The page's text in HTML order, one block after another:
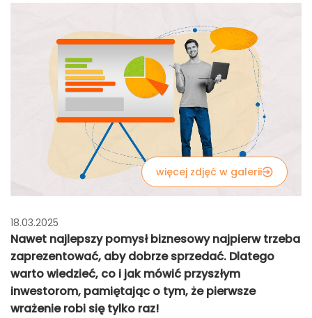
więcej zdjęć w galerii
18.03.2025
Nawet najlepszy pomysł biznesowy najpierw trzeba
zaprezentować, aby dobrze sprzedać. Dlatego
warto wiedzieć, co i jak mówić przyszłym
inwestorom, pamiętając o tym, że pierwsze
wrażenie robi się tylko raz!